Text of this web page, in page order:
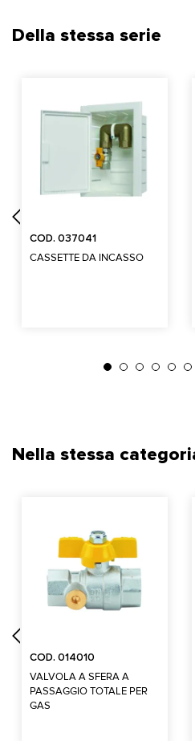
Della stessa serie
COD. 037041
CASSETTE DA INCASSO
Nella stessa
COD. 014010
VALVOLA A SFERA A
PASSAGGIO TOTALE PER
GAS